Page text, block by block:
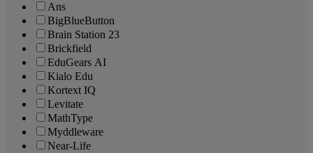
Ans
BigBlueButton
Brain Station 23
Brickfield
EduGears AI
Kialo Edu
Kortext IQ
Levitate
MathType
Myddleware
Near-Life